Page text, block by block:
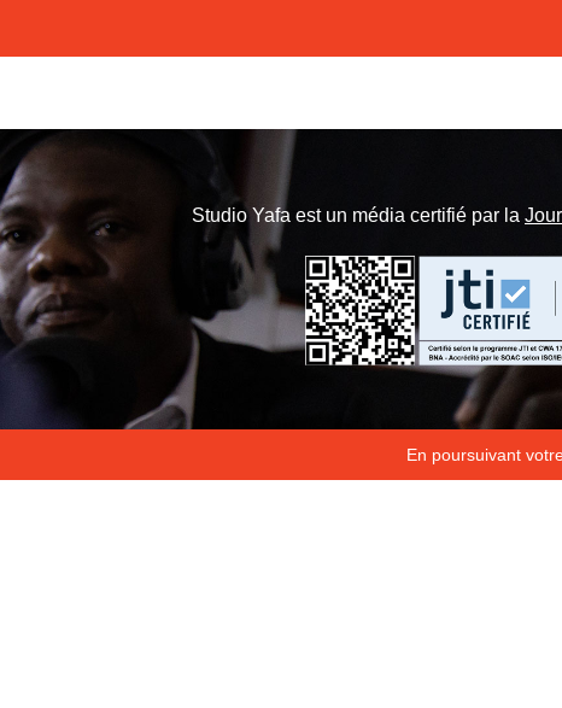
En poursuivant
Studio Yafa est un média certifié par la